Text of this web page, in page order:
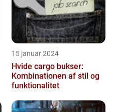
15 januar 2024
Hvide cargo bukser:
Kombinationen af stil og
funktionalitet